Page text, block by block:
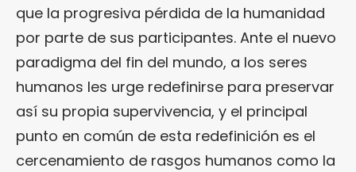
que la progresiva pérdida de la humanidad
por parte de sus participantes. Ante el nuevo
paradigma del fin del mundo, a los seres
humanos les urge redefinirse para preservar
así su propia supervivencia, y el principal
punto en común de esta redefinición es el
cercenamiento de rasgos humanos como la